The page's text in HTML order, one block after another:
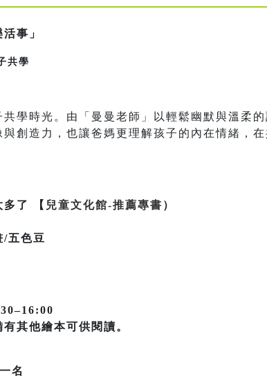
事」
共學
學時光。由「曼曼老師」以輕鬆幽默與溫柔
創造力，也讓爸媽更理解孩子的內在情緒，
了 【 兒童文化館-推薦專書 ）
/五色豆
其他繪本可供閱讀。
名